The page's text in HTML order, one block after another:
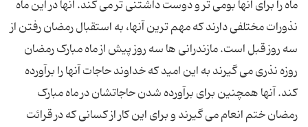
ماه را برای آنها بومی تر و دوست داشتنی تر می کند. آنها در این ماه
نذورات مختلفی دارند كه مهم ترین آنها، به استقبال رمضان رفتن از
سه روز قبل است. مازندرانی ها سه روز پیش از ماه مبارک رمضان
روزه نذری می گیرند به این امید که خداوند حاجات آنها را برآورده
کند. آنها همچنین برای برآورده شدن حاجاتشان در ماه مبارک
رمضان ختم انعام می گیرند و برای این كار از كسانی كه در قرائت